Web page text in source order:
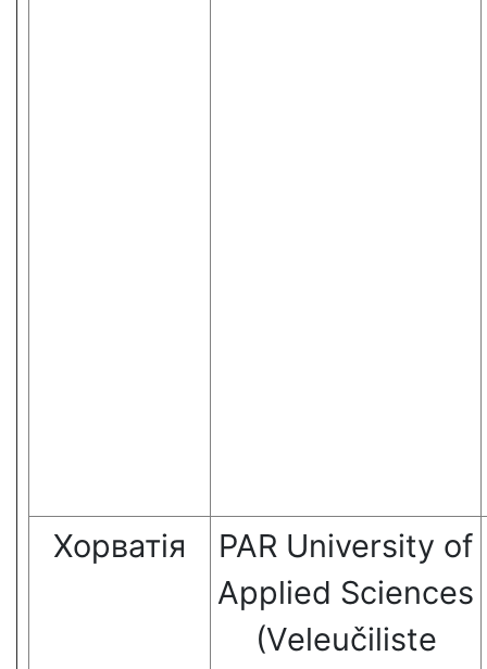
Хорватія
PAR University of
Applied Sciences
(Veleučiliste